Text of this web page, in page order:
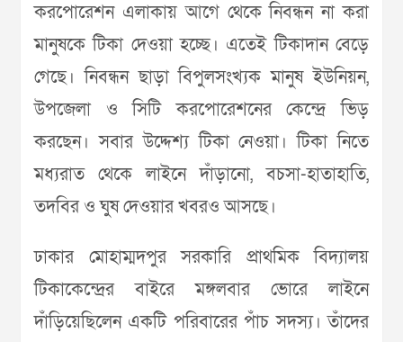
করপোরেশন এলাকায় আগে থেকে নিবন্ধন না করা
মানুষকে টিকা দেওয়া হচ্ছে। এতেই টিকাদান বেড়ে
গেছে। নিবন্ধন ছাড়া বিপুলসংখ্যক মানুষ ইউনিয়ন,
উপজেলা ও সিটি করপোরেশনের কেন্দ্রে ভিড়
করছেন। সবার উদ্দেশ্য টিকা নেওয়া। টিকা নিতে
মধ্যরাত থেকে লাইনে দাঁড়ানো, বচসা-হাতাহাতি,
তদবির ও ঘুষ দেওয়ার খবরও আসছে।
ঢাকার মোহাম্মদপুর সরকারি প্রাথমিক বিদ্যালয়
টিকাকেন্দ্রের বাইরে মঙ্গলবার ভোরে লাইনে
দাঁড়িয়েছিলেন একটি পরিবারের পাঁচ সদস্য। তাঁদের